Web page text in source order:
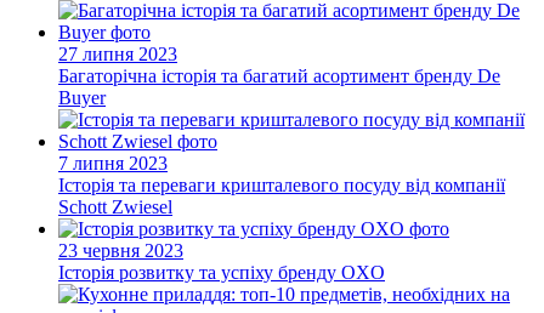
27 липня 2023
Багаторічна історія та багатий асортимент бренду De
Buyer
7 липня 2023
Історія та переваги кришталевого посуду від компанії
Schott Zwiesel
23 червня 2023
Історія розвитку та успіху бренду OXO